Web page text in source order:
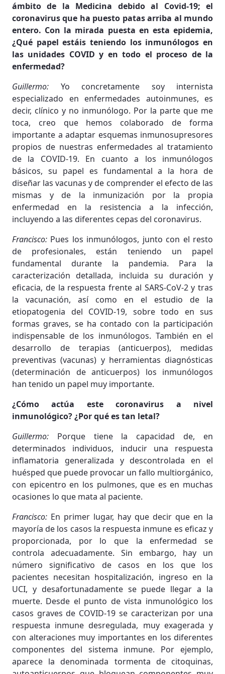
ámbito de la Medicina debido al Covid-19; el
coronavirus que ha puesto patas arriba al mundo
entero. Con la mirada puesta en esta epidemia,
¿Qué papel estáis teniendo los inmunólogos en
las unidades COVID y en todo el proceso de la
enfermedad?
Guillermo: Yo concretamente soy internista
especializado en enfermedades autoinmunes, es
decir, clínico y no inmunólogo. Por la parte que me
toca, creo que hemos colaborado de forma
importante a adaptar esquemas inmunosupresores
propios de nuestras enfermedades al tratamiento
de la COVID-19. En cuanto a los inmunólogos
básicos, su papel es fundamental a la hora de
diseñar las vacunas y de comprender el efecto de las
mismas y de la inmunización por la propia
enfermedad en la resistencia a la infección,
incluyendo a las diferentes cepas del coronavirus.
Francisco: Pues los inmunólogos, junto con el resto
de profesionales, están teniendo un papel
fundamental durante la pandemia. Para la
caracterización detallada, incluida su duración y
eficacia, de la respuesta frente al SARS-CoV-2 y tras
la vacunación, así como en el estudio de la
etiopatogenia del COVID-19, sobre todo en sus
formas graves, se ha contado con la participación
indispensable de los inmunólogos. También en el
desarrollo de terapias (anticuerpos), medidas
preventivas (vacunas) y herramientas diagnósticas
(determinación de anticuerpos) los inmunólogos
han tenido un papel muy importante.
¿Cómo actúa este coronavirus a nivel
inmunológico? ¿Por qué es tan letal?
Guillermo: Porque tiene la capacidad de, en
determinados individuos, inducir una respuesta
inflamatoria generalizada y descontrolada en el
huésped que puede provocar un fallo multiorgánico,
con epicentro en los pulmones, que es en muchas
ocasiones lo que mata al paciente.
Francisco: En primer lugar, hay que decir que en la
mayoría de los casos la respuesta inmune es eficaz y
proporcionada, por lo que la enfermedad se
controla adecuadamente. Sin embargo, hay un
número significativo de casos en los que los
pacientes necesitan hospitalización, ingreso en la
UCI, y desafortunadamente se puede llegar a la
muerte. Desde el punto de vista inmunológico los
casos graves de COVID-19 se caracterizan por una
respuesta inmune desregulada, muy exagerada y
con alteraciones muy importantes en los diferentes
componentes del sistema inmune. Por ejemplo,
aparece la denominada tormenta de citoquinas,